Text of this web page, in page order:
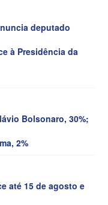
deputado
à Presidência da
Bolsonaro, 30%;
2%
até 15 de agosto e